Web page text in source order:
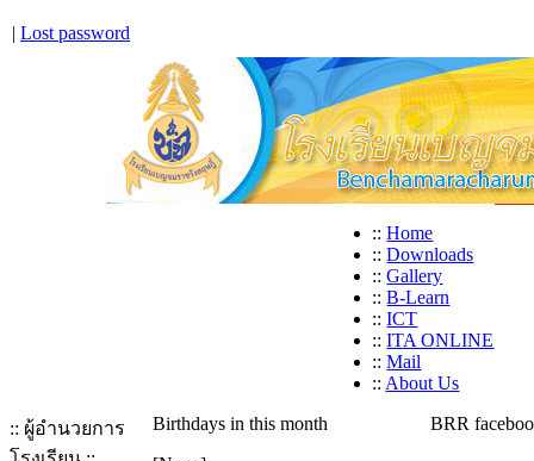
| Lost password
:: Home
:: Downloads
:: Gallery
:: B-Learn
:: ICT
:: ITA ONLINE
:: Mail
:: About Us
:: ผู้อำนวยการ
Birthdays in this month
BRR